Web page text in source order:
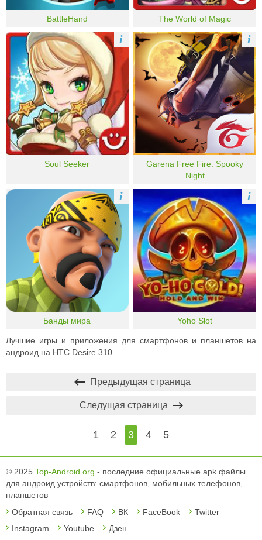
BattleHand The World of Magic
Soul Seeker
i
Garena Free Fire: Spooky
Night
i
Банды мира
i
Yoho Slot
i
Лучшие игры и приложения для смартфонов и планшетов на
андроид на HTC Desire 310
Предыдущая страница
1 2 3 4 5
Следущая страница
© 2025 Top-Android.org - последние официальные apk файлы
для андроид устройств: смартфонов, мобильных телефонов,
планшетов
Обратная связь
FAQ ВК FaceBook
Twitter
Instagram
Youtube
Дзен